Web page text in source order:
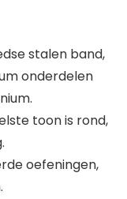
stalen band,
onderdelen
toon is rond,
oefeningen,